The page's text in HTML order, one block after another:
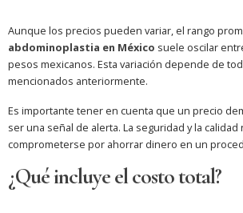
Aunque los precios pueden variar, el rango
abdominoplastia en México suele oscilar
pesos mexicanos. Esta variación depende de
mencionados anteriormente.
Es importante tener en cuenta que un precio
ser una señal de alerta. La seguridad y la
comprometerse por ahorrar dinero en un
¿Qué incluye el costo total?